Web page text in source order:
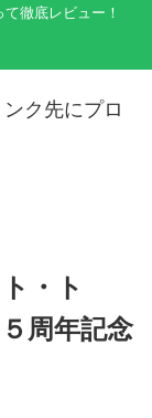
徹底レビュー！
ク先にプロ
・ト
周年記念